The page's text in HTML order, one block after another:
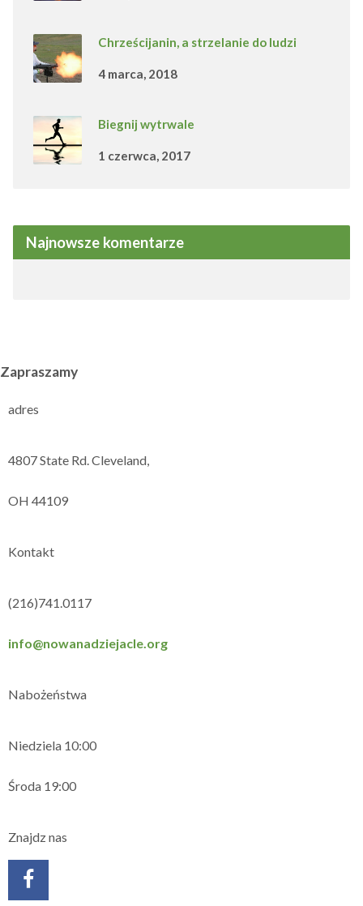
Chrześcijanin, a strzelanie do ludzi
4 marca, 2018
Biegnij wytrwale
1 czerwca, 2017
Najnowsze komentarze
Zapraszamy
adres
4807 State Rd. Cleveland,
OH 44109
Kontakt
(216)741.0117
info@nowanadziejacle.org
Nabożeństwa
Niedziela 10:00
Środa 19:00
Znajdz nas